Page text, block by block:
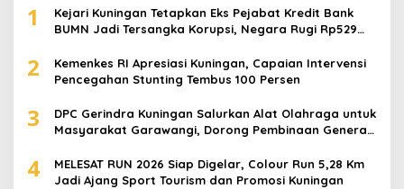
1
Kejari Kuningan Tetapkan Eks Pejabat Kredit Bank
BUMN Jadi Tersangka Korupsi, Negara Rugi Rp529
2
Kemenkes RI Apresiasi Kuningan, Capaian Intervensi
Pencegahan Stunting Tembus 100 Persen
3
DPC Gerindra Kuningan Salurkan Alat Olahraga untuk
Masyarakat Garawangi, Dorong Pembinaan Generasi
4
MELESAT RUN 2026 Siap Digelar, Colour Run 5,28 Km
Jadi Ajang Sport Tourism dan Promosi Kuningan